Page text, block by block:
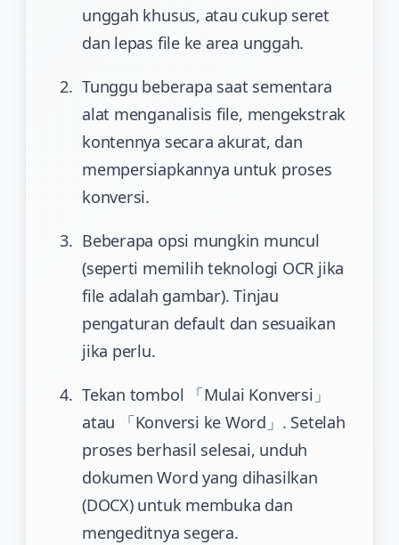
unggah khusus, atau cukup seret
dan lepas file ke area unggah.
Tunggu beberapa saat sementara
alat menganalisis file, mengekstrak
kontennya secara akurat, dan
mempersiapkannya untuk proses
konversi.
Beberapa opsi mungkin muncul
(seperti memilih teknologi OCR jika
file adalah gambar). Tinjau
pengaturan default dan sesuaikan
jika perlu.
Tekan tombol 「Mulai Konversi」
atau 「Konversi ke Word」. Setelah
proses berhasil selesai, unduh
dokumen Word yang dihasilkan
(DOCX) untuk membuka dan
mengeditnya segera.